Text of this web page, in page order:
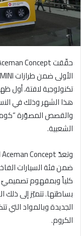
ل
ت
ر
و
ن
ا
تكنولوجية لافتة، أول
والقصص المصوّرة
الشعبية.
ضمن فئة السيارات
كلياً وبمفهوم تصميميّ
بساطتها. تتميّز إلى ذلك
الجديدة وبالمواد التي
الكروم.